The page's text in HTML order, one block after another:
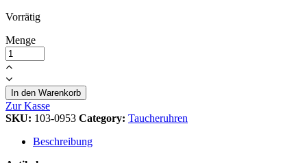
Vorrätig
Menge
In den Warenkorb
Zur Kasse
SKU: 103-0953 Category: Taucheruhren
Beschreibung